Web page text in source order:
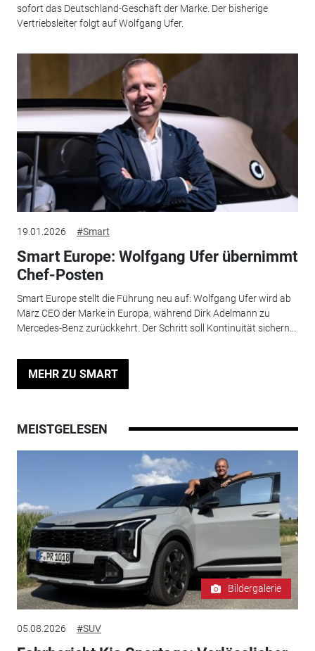
sofort das Deutschland-Geschäft der Marke. Der bisherige
Vertriebsleiter folgt auf Wolfgang Ufer.
19.01.2026 #Smart
Smart Europe: Wolfgang Ufer übernimmt
Chef-Posten
Smart Europe stellt die Führung neu auf: Wolfgang Ufer wird ab
März CEO der Marke in Europa, während Dirk Adelmann zu
Mercedes-Benz zurückkehrt. Der Schritt soll Kontinuität sichern...
MEHR ZU SMART
MEISTGELESEN
Bildergalerie
05.08.2026 #SUV